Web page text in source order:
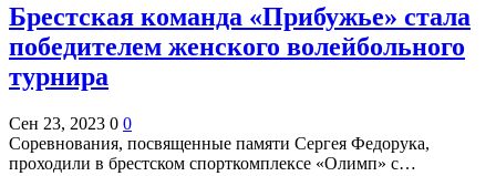
Брестская команда «Прибужье» стала
победителем женского волейбольного
турнира
Сен 23, 2023 0 0
Соревнования, посвященные памяти Сергея Федорука,
проходили в брестском спорткомплексе «Олимп» с…